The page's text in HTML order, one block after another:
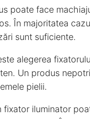
poate face
În majoritatea
sunt suficiente.
alegerea
Un produs
pielii.
fixator iluminator